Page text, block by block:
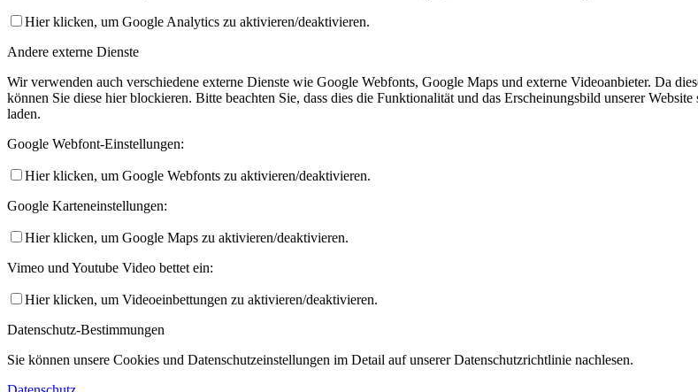
Hier klicken, um Google Analytics zu aktivieren/deaktivieren.
Andere externe Dienste
Wir verwenden auch verschiedene externe Dienste wie Google Webfonts, Google Maps und externe Videoanbieter. Da
können Sie diese hier blockieren. Bitte beachten Sie, dass dies die Funktionalität und das Erscheinungsbild unserer
laden.
Google Webfont-Einstellungen:
Hier klicken, um Google Webfonts zu aktivieren/deaktivieren.
Google Karteneinstellungen:
Hier klicken, um Google Maps zu aktivieren/deaktivieren.
Vimeo und Youtube Video bettet ein:
Hier klicken, um Videoeinbettungen zu aktivieren/deaktivieren.
Datenschutz-Bestimmungen
Sie können unsere Cookies und Datenschutzeinstellungen im Detail auf unserer Datenschutzrichtlinie nachlesen.